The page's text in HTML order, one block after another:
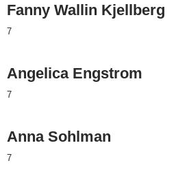
Fanny Wallin Kjellberg
7
Angelica Engstrom
7
Anna Sohlman
7